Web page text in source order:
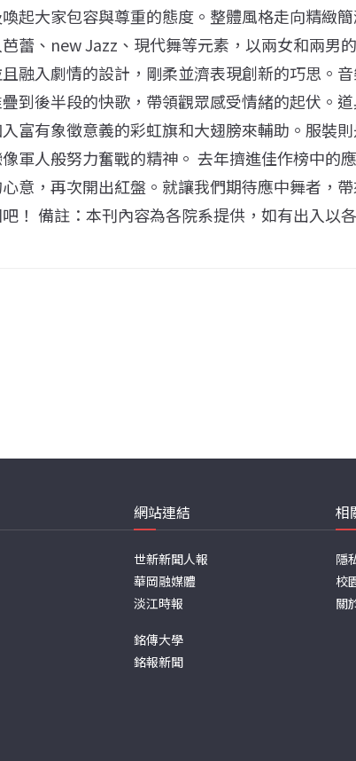
起大家包容與尊重的態度。整體風格走向精緻
蕾、new Jazz、現代舞等元素，以兩女和兩男
融入劇情的設計，剛柔並濟表現創新的巧思。
到後半段的快歌，帶領觀眾感受情緒的起伏。
富有象徵意義的彩虹旗和大翅膀來輔助。服裝
軍人般努力奮戰的精神。 去年擠進佳作榜中的
意，再次開出紅盤。就讓我們期待應中舞者，
！ 備註：本刊內容為各院系提供，如有出入以
網站連結
世新新聞人報
華岡融媒體
淡江時報
銘傳大學
銘報新聞
相
隱
校
關